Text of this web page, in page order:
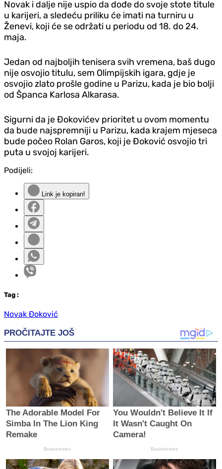
Novak i dalje nije uspio da dođe do svoje stote titule
u karijeri, a sledeću priliku će imati na turniru u
Ženevi, koji će se održati u periodu od 18. do 24.
maja.
Jedan od najboljih tenisera svih vremena, baš dugo
nije osvojio titulu, sem Olimpijskih igara, gdje je
osvojio zlato prošle godine u Parizu, kada je bio bolji
od Španca Karlosa Alkarasa.
Sigurni da je Đokovićev prioritet u ovom momentu
da bude najspremniji u Parizu, kada krajem mjeseca
bude počeo Rolan Garos, koji je Đoković osvojio tri
puta u svojoj karijeri.
Podijeli:
Link je kopiran!
Tag :
Novak Đoković